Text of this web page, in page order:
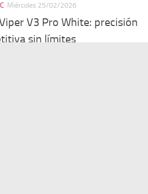
Miércoles 25/02/2026
V3 Pro White: precisión
sin límites